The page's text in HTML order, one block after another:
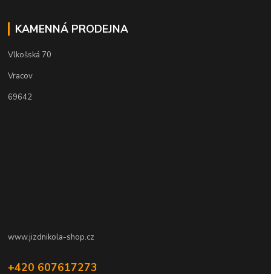
KAMENNÁ PRODEJNA
Vlkošská 70
Vracov
69642
www.jizdnikola-shop.cz
+420 607617273